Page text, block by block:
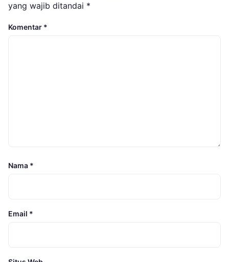
yang wajib ditandai *
Komentar *
Nama *
Email *